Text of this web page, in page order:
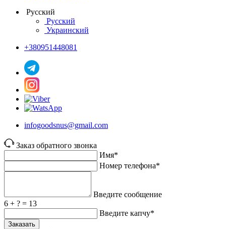
Русский
Русский
Украинский
+380951448081
infogoodsnus@gmail.com
Заказ обратного звонка
Имя*
Номер телефона*
Введите сообщение
6 + ? = 13
Введите капчу*
Заказать